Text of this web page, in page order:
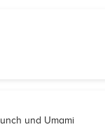
und Umami